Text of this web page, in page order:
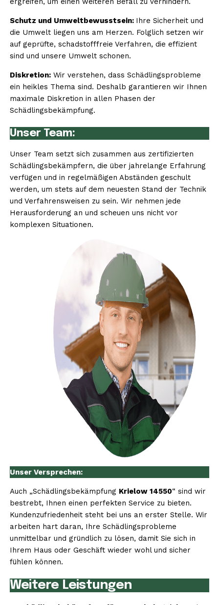
Schutz und Umweltbewusstsein: Ihre Sicherheit und
die Umwelt liegen uns am Herzen. Folglich setzen wir
auf geprüfte, schadstofffreie Verfahren, die effizient
sind und unsere Umwelt schonen.
Diskretion: Wir verstehen, dass Schädlingsprobleme
ein heikles Thema sind. Deshalb garantieren wir Ihnen
maximale Diskretion in allen Phasen der
Schädlingsbekämpfung.
Unser Team:
Unser Team setzt sich zusammen aus zertifizierten
Schädlingsbekämpfern, die über jahrelange Erfahrung
verfügen und in regelmäßigen Abständen geschult
werden, um stets auf dem neuesten Stand der Technik
und Verfahrensweisen zu sein. Wir nehmen jede
Herausforderung an und scheuen uns nicht vor
komplexen Situationen.
Unser Versprechen:
Auch „Schädlingsbekämpfung Krielow 14550“ sind wir
bestrebt, Ihnen einen perfekten Service zu bieten.
Kundenzufriedenheit steht bei uns an erster Stelle. Wir
arbeiten hart daran, Ihre Schädlingsprobleme
unmittelbar und gründlich zu lösen, damit Sie sich in
Ihrem Haus oder Geschäft wieder wohl und sicher
fühlen können.
Weitere Leistungen